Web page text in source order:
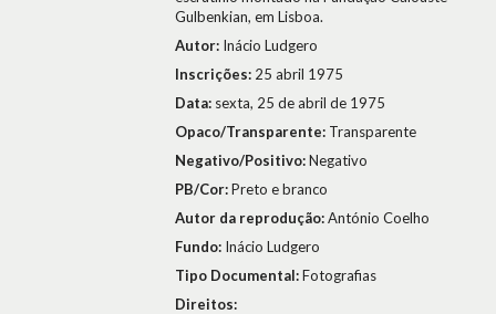
Gulbenkian, em Lisboa.
Autor: Inácio Ludgero
Inscrições: 25 abril 1975
Data: sexta, 25 de abril de 1975
Opaco/Transparente: Transparente
Negativo/Positivo:Negativo
PB/Cor:Preto e branco
Autor da reprodução:António Coelho
Fundo: Inácio Ludgero
Tipo Documental:Fotografias
Direitos: